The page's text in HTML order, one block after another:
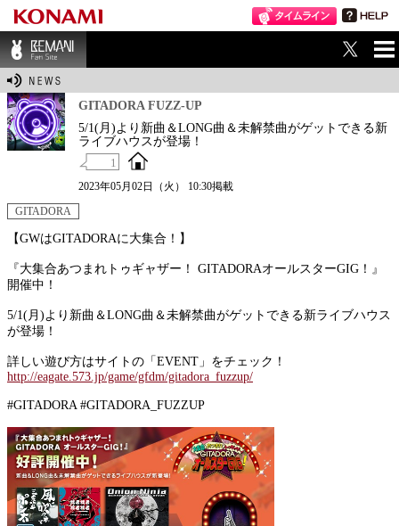
BEMANI Fan Sit
GITADORA FUZZ-UP
5/1(月)より新曲＆LONG曲＆未解禁曲がゲットできる新
ライブハウスが登場！
1
2023年05月02日（火） 10:30掲載
GITADORA
【GWはGITADORAに大集合！】
『大集合あつまれトゥギャザー！ GITADORAオールスターGIG！』
開催中！
5/1(月)より新曲＆LONG曲＆未解禁曲がゲットできる新ライブハウス
が登場！
詳しい遊び方はサイトの「EVENT」をチェック！
http://eagate.573.jp/game/gfdm/gitadora_fuzzup/
#GITADORA #GITADORA_FUZZUP